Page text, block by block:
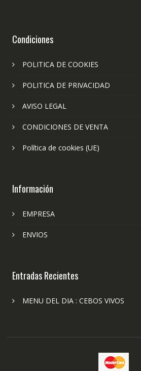
Condiciones
POLITICA DE COOKIES
POLITICA DE PRIVACIDAD
AVISO LEGAL
CONDICIONES DE VENTA
Política de cookies (UE)
Información
EMPRESA
ENVIOS
Entradas Recientes
MENU DEL DIA : CEBOS VIVOS